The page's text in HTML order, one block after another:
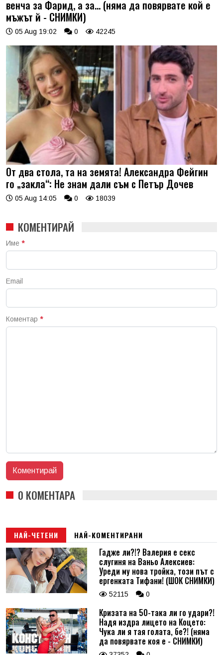
венча за Фарид, а за... (няма да повярвате кой е
мъжът й - СНИМКИ)
05 Aug 19:02 0 42245
От два стола, та на земята! Александра Фейгин
го „закла“: Не знам дали съм с Петър Дочев
05 Aug 14:05 0 18039
КОМЕНТИРАЙ
Име *
Email
Коментар *
0 КОМЕНТАРА
НАЙ-ЧЕТЕНИ НАЙ-КОМЕНТИРАНИ
Гадже ли?!? Валерия е секс
слугиня на Ваньо Алексиев:
Уреди му нова тройка, този път с
ергенката Тифани! (ШОК СНИМКИ)
52115 0
Кризата на 50-така ли го удари?!
Надя издра лицето на Коцето:
Чука ли я тая голата, бе?! (няма
да повярвате коя е - СНИМКИ)